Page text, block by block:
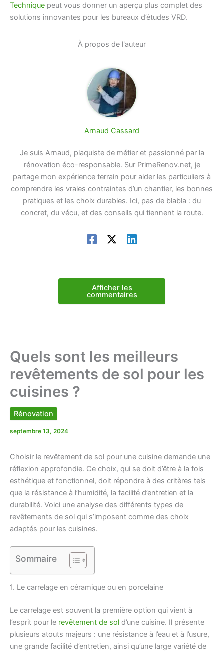
Technique peut vous donner un aperçu plus complet des
solutions innovantes pour les bureaux d’études VRD.
À propos de l'auteur
Arnaud Cassard
Je suis Arnaud, plaquiste de métier et passionné par la
rénovation éco-responsable. Sur PrimeRenov.net, je
partage mon expérience terrain pour aider les particuliers à
comprendre les vraies contraintes d’un chantier, les bonnes
pratiques et les choix durables. Ici, pas de blabla : du
concret, du vécu, et des conseils qui tiennent la route.
Afficher les
commentaires
Quels sont les meilleurs
revêtements de sol pour les
cuisines ?
Rénovation
septembre 13, 2024
Choisir le revêtement de sol pour une cuisine demande une
réflexion approfondie. Ce choix, qui se doit d’être à la fois
esthétique et fonctionnel, doit répondre à des critères tels
que la résistance à l’humidité, la facilité d’entretien et la
durabilité. Voici une analyse des différents types de
revêtements de sol qui s’imposent comme des choix
adaptés pour les cuisines.
Sommaire
1. Le carrelage en céramique ou en porcelaine
Le carrelage est souvent la première option qui vient à
l’esprit pour le revêtement de sol d’une cuisine. Il présente
plusieurs atouts majeurs : une résistance à l’eau et à l’usure,
une grande facilité d’entretien, ainsi qu’une large variété de